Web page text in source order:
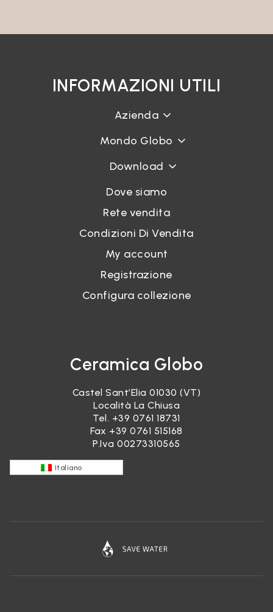
INFORMAZIONI UTILI
Azienda
Mondo Globo
Download
Dove siamo
Rete vendita
Condizioni Di Vendita
My account
Registrazione
Configura collezione
Ceramica Globo
Castel Sant’Elia 01030 (VT)
Località La Chiusa
Tel. +39 0761 18731
Fax +39 0761 515168
P.Iva 00273310565
Italiano